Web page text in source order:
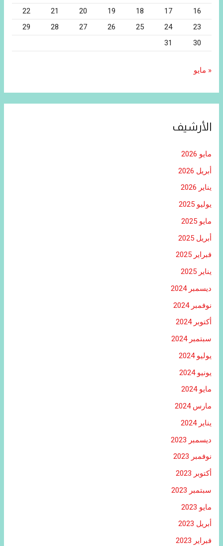
16
17
18
19
20
21
22
23
24
25
26
27
28
29
30
31
« مايو
الأرشيف
مايو 2026
أبريل 2026
يناير 2026
يوليو 2025
مايو 2025
أبريل 2025
فبراير 2025
يناير 2025
ديسمبر 2024
نوفمبر 2024
أكتوبر 2024
سبتمبر 2024
يوليو 2024
يونيو 2024
مايو 2024
مارس 2024
يناير 2024
ديسمبر 2023
نوفمبر 2023
أكتوبر 2023
سبتمبر 2023
مايو 2023
أبريل 2023
فبراير 2023